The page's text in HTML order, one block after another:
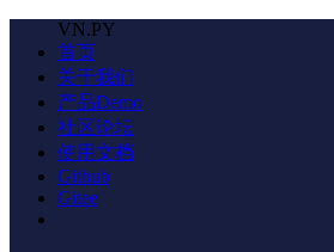
VN.PY
首页
关于我们
产品Demo
社区论坛
使用文档
Github
Gitee